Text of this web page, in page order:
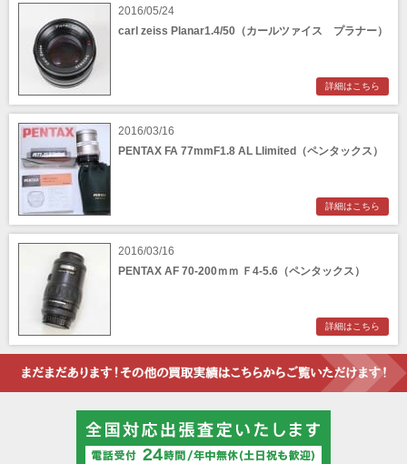
2016/05/24
carl zeiss Planar1.4/50（カールツァイス プラナー）
詳細はこちら
2016/03/16
PENTAX FA 77mmF1.8 AL Llimited（ペンタックス）
詳細はこちら
2016/03/16
PENTAX AF 70-200ｍｍ Ｆ4-5.6（ペンタックス）
詳細はこちら